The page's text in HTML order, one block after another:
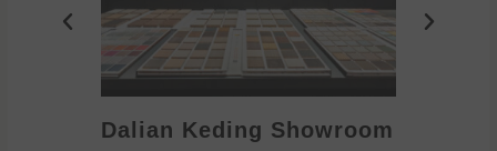
Dalian Keding Showroom